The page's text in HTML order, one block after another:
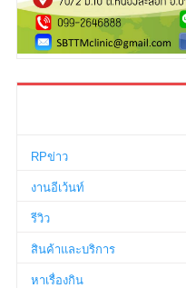
RPข่าว
งานอีเว้นท์
รีวิว
สินค้าและบริการ
หาเรื่องกิน